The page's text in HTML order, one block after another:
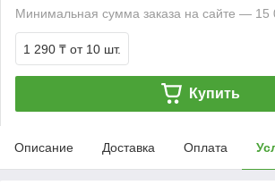
Минимальная сумма заказа на сайте — 15
1 290 ₸ от 10 шт.
Купить
Описание Доставка Оплата